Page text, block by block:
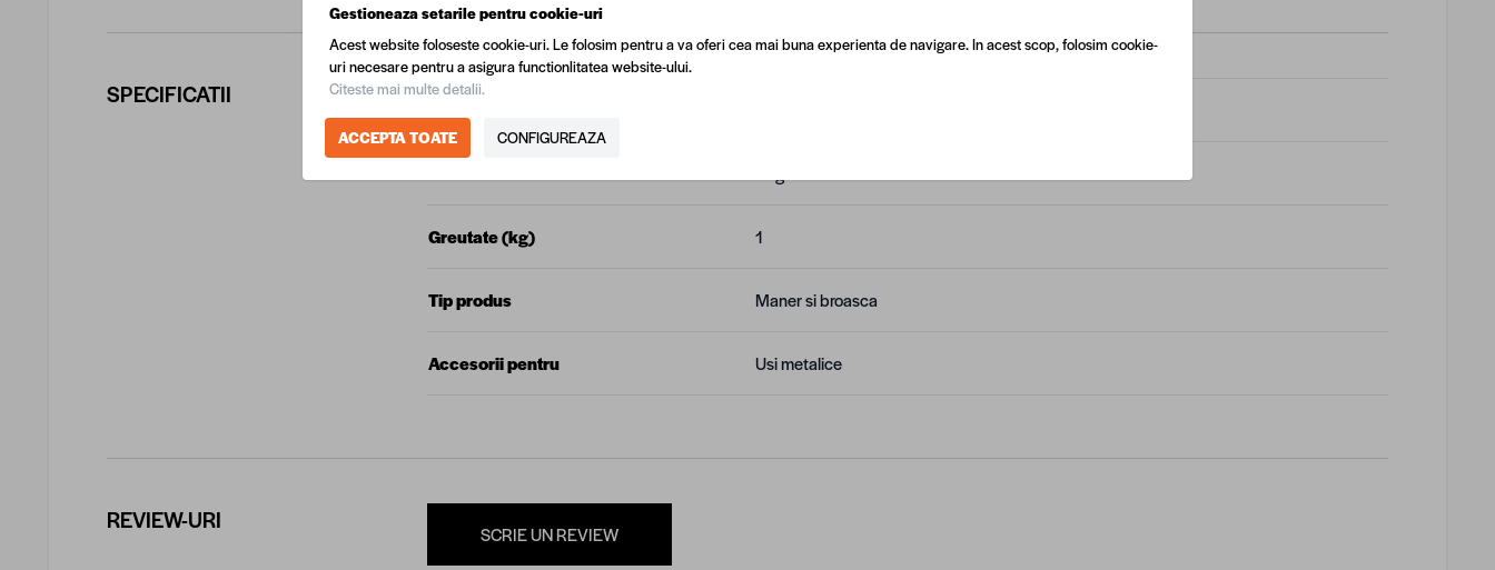
SPECIFICATII
Greutate (kg) 1
Tip produs Maner si broasca
Accesorii pentru Usi metalice
REVIEW-URI SCRIE UN REVIEW
Gestioneaza setarile pentru cookie-uri
Acest website foloseste cookie-uri. Le folosim pentru a va oferi cea mai buna experienta de navigare. In acest scop, folosim cookie-
uri necesare pentru a asigura functionlitatea website-ului.
Citeste mai multe detalii.
ACCEPTA TOATE CONFIGUREAZA